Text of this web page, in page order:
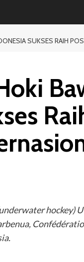
SUKSES RAIH
hockey)